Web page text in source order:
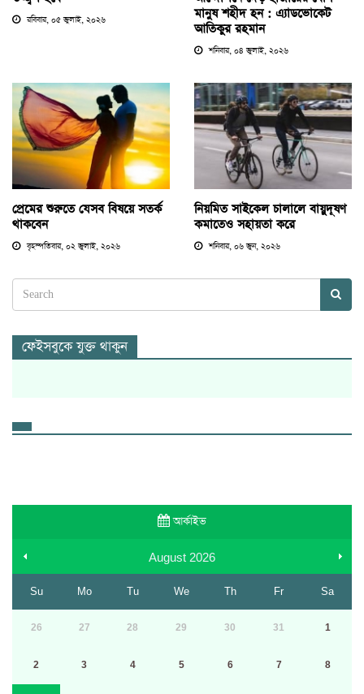
রবিবার, ০৫ জুলাই, ২০২৬
মানুষ শহীদ হন : এ্যাডভোকেট
আতিকুর রহমান
শনিবার, ০৪ জুলাই, ২০২৬
প্রেমের শুরুতে যেসব বিষয়ে সতর্ক
থাকবেন
বৃহস্পতিবার, ০২ জুলাই, ২০২৬
নিয়মিত সাইকেল চালালে বায়ুদূষণ
কমাতেও সহায়তা করে
শনিবার, ০৬ জুন, ২০২৬
ফেইসবুকে যুক্ত থাকুন
আর্কাইভ
August 2026
Su Mo Tu We Th Fr Sa
26 27 28 29 30 31 1
2 3 4 5 6 7 8